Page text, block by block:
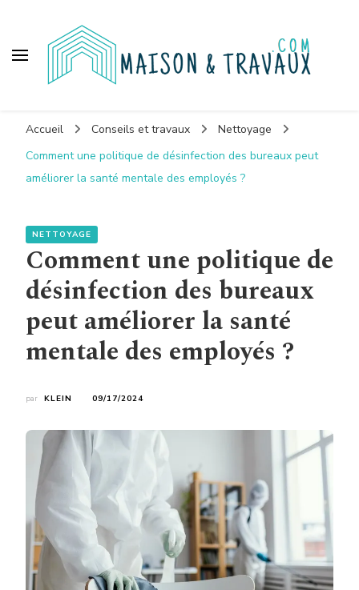
Accueil Conseils et travaux
Nettoyage
Comment une politique de désinfection des bureaux peut
améliorer la santé mentale des employés ?
NETTOYAGE
Comment une politique de
désinfection des bureaux
peut améliorer la santé
mentale des employés ?
par KLEIN 09/17/2024